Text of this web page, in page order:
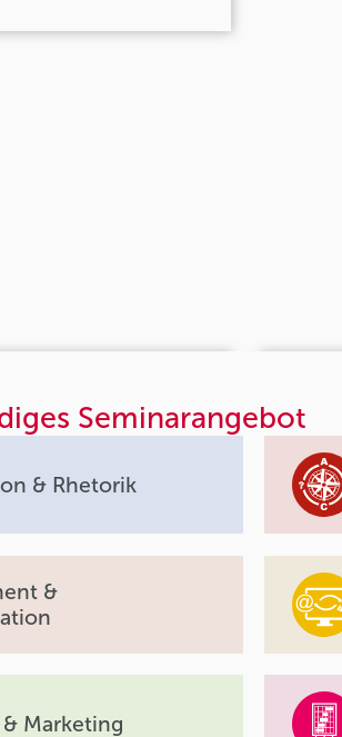
Seminarangebot
& Rhetorik
&
Marketing